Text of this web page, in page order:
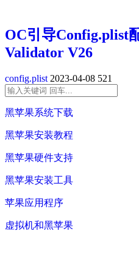
OC引导Config.plist
Validator V26
config.plist 2023-04-08 521
黑苹果系统下载
黑苹果安装教程
黑苹果硬件支持
黑苹果安装工具
苹果应用程序
虚拟机和黑苹果